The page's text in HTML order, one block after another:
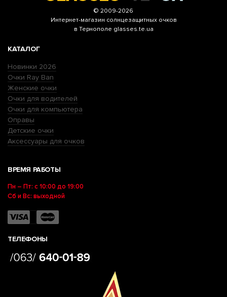
© 2009-2026
Интернет-магазин солнцезащитных очков
в Тернополе glasses.te.ua
КАТАЛОГ
Новинки 2026
Очки Ray Ban
Женские очки
Очки для водителей
Очки для компьютера
Оправы
Детские очки
Аксессуары для очков
ВРЕМЯ РАБОТЫ
Пн – Пт: с 10:00 до 19:00
Сб и Вс: выходной
ТЕЛЕФОНЫ